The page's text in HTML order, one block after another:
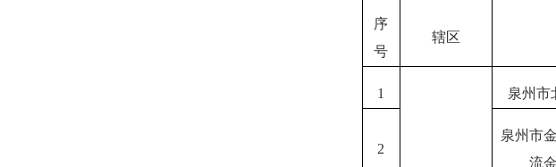
序
号
辖区
1 泉州市
2
泉州市
流